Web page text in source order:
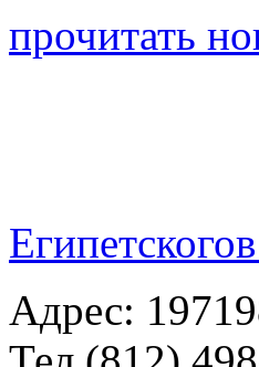
прочитать
Египетского
Адрес: